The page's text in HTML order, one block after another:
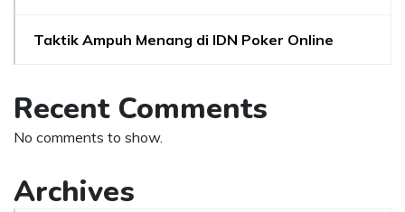
Taktik Ampuh Menang di IDN Poker Online
Recent Comments
No comments to show.
Archives